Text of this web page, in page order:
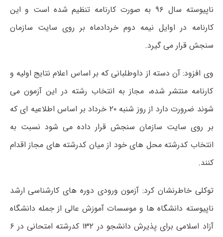
ناپیوسته سال ۹۶ به صورت کارنامه تنظیم شده است و این
کارنامه در اوایل نیمه دوم خردادماه بر روی سایت سازمان
سنجش قرار می گیرد.
وی افزود: آن دسته از داوطلبانی که بر اساس اعلام نتایج اولیه و
کارنامه منتشر شده، مجاز به انتخاب رشته در این آزمون می
شوند ضرورت دارد از روز شنبه ۲۰ خرداد بر اساس اطلاعیه ای که
بر روی سایت سازمان سنجش قرار داده می شود نسبت به
انتخاب کدرشته محل های خود از میان کدرشته های مجاز اقدام
کنند.
توکلی خاطرنشان کرد: آزمون ورودی دوره های کارشناسی ارشد
ناپیوسته دانشگاه ها و موسسات آموزش عالی از جمله دانشگاه
آزاد اسلامی برای پذیرش دانشجو در ۱۳۲ کدرشته امتحانی در ۶